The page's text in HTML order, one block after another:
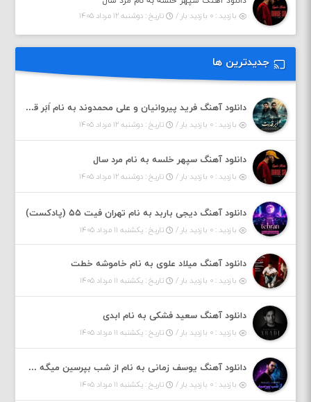
بازدید : ۰ بازدید بار /
تاریخ : دوشنبه ۱۲ مرداد ۱۴۰۵
جدیدترین ها
دانلود آهنگ فرید پیروانیان و علی محمدوند به نام اَبَر قدرت
بازدید : ۰ بازدید بار / تاریخ : دوشنبه ۱۲ مرداد ۱۴۰۵
دانلود آهنگ سپهر خلسه به نام مرد سال
بازدید : ۰ بازدید بار / تاریخ : دوشنبه ۱۲ مرداد ۱۴۰۵
دانلود آهنگ دیجی باربد به نام تهران فیت ۵۵ (پادکست)
بازدید : ۰ بازدید بار / تاریخ : یکشنبه ۱۱ مرداد ۱۴۰۵
دانلود آهنگ میلاد علوی به نام خاموشه خطت
بازدید : ۰ بازدید بار / تاریخ : یکشنبه ۱۱ مرداد ۱۴۰۵
دانلود آهنگ سعید فشکی به نام ابدی
بازدید : ۰ بازدید بار / تاریخ : یکشنبه ۱۱ مرداد ۱۴۰۵
دانلود آهنگ یوسف زمانی به نام از شب بپرسین میگه چه روزگاری دارم
بازدید : ۰ بازدید بار / تاریخ : یکشنبه ۱۱ مرداد ۱۴۰۵